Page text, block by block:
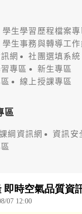
學生學習歷程檔案專
學生事務與轉導工作
網
社團選填系統
專區
新生專區
線上授課專區
區
綱資訊網
資訊安